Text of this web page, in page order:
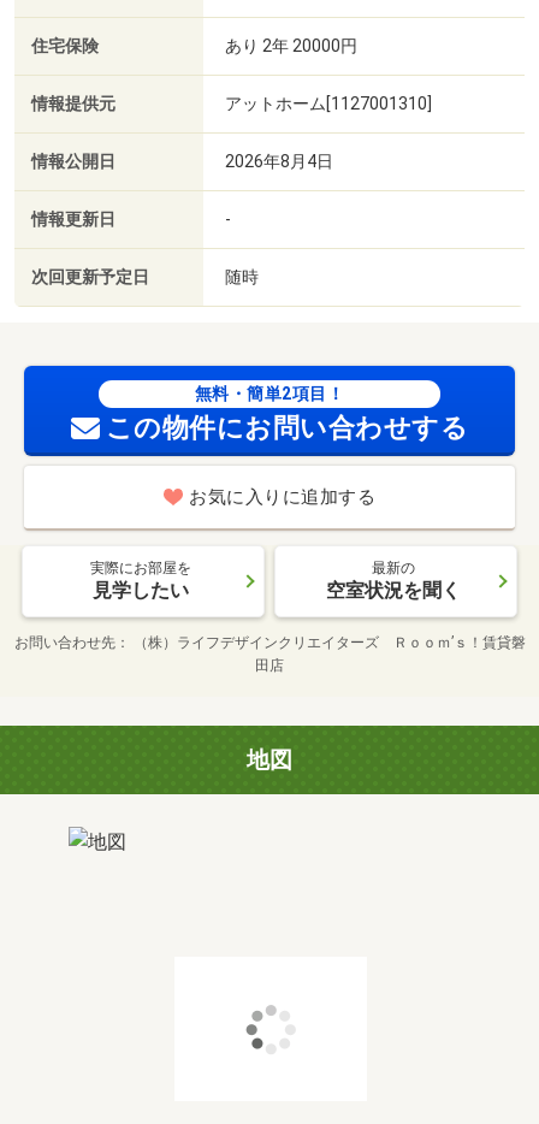
住宅保険 あり 2年 20000円
情報提供元 アットホーム[1127001310]
情報公開日 2026年8月4日
情報更新日 -
次回更新予定日 随時
無料・簡単2項目！
この物件にお問い合わせする
お気に入りに追加する
実際にお部屋を
見学したい
最新の
空室状況を聞く
お問い合わせ先
（株）ライフデザインクリエイターズ Ｒｏｏｍ’ｓ！賃貸磐
田店
地図